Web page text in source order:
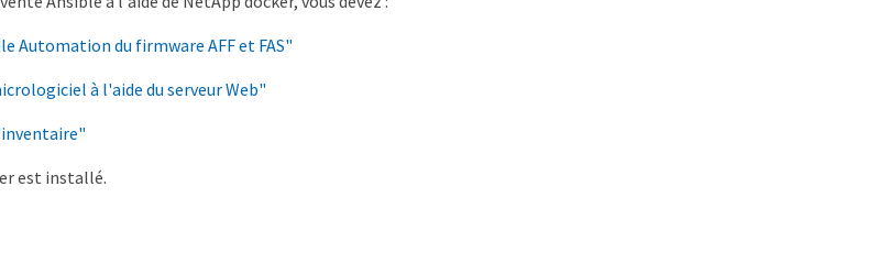
Automation du firmware AFF et FAS"
à l'aide du serveur Web"
est installé.